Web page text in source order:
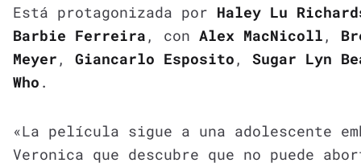
Está protagonizada por Haley Lu
Barbie Ferreira , con Alex MacNicoll ,
Meyer , Giancarlo Esposito ,
Sugar Lyn
Who .
«La película sigue a una adolescente
Veronica que descubre que no puede